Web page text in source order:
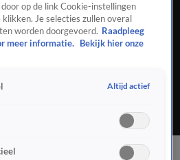
Dierenpark in
Dierenpark in Rhenen
op de link Cookie-instellingen
Je selecties zullen overal
worden doorgevoerd. Raadpleeg
meer informatie.
Bekijk hier onze
Altijd actief